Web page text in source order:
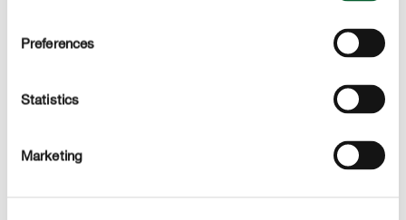
Preferences
Statistics
Marketing